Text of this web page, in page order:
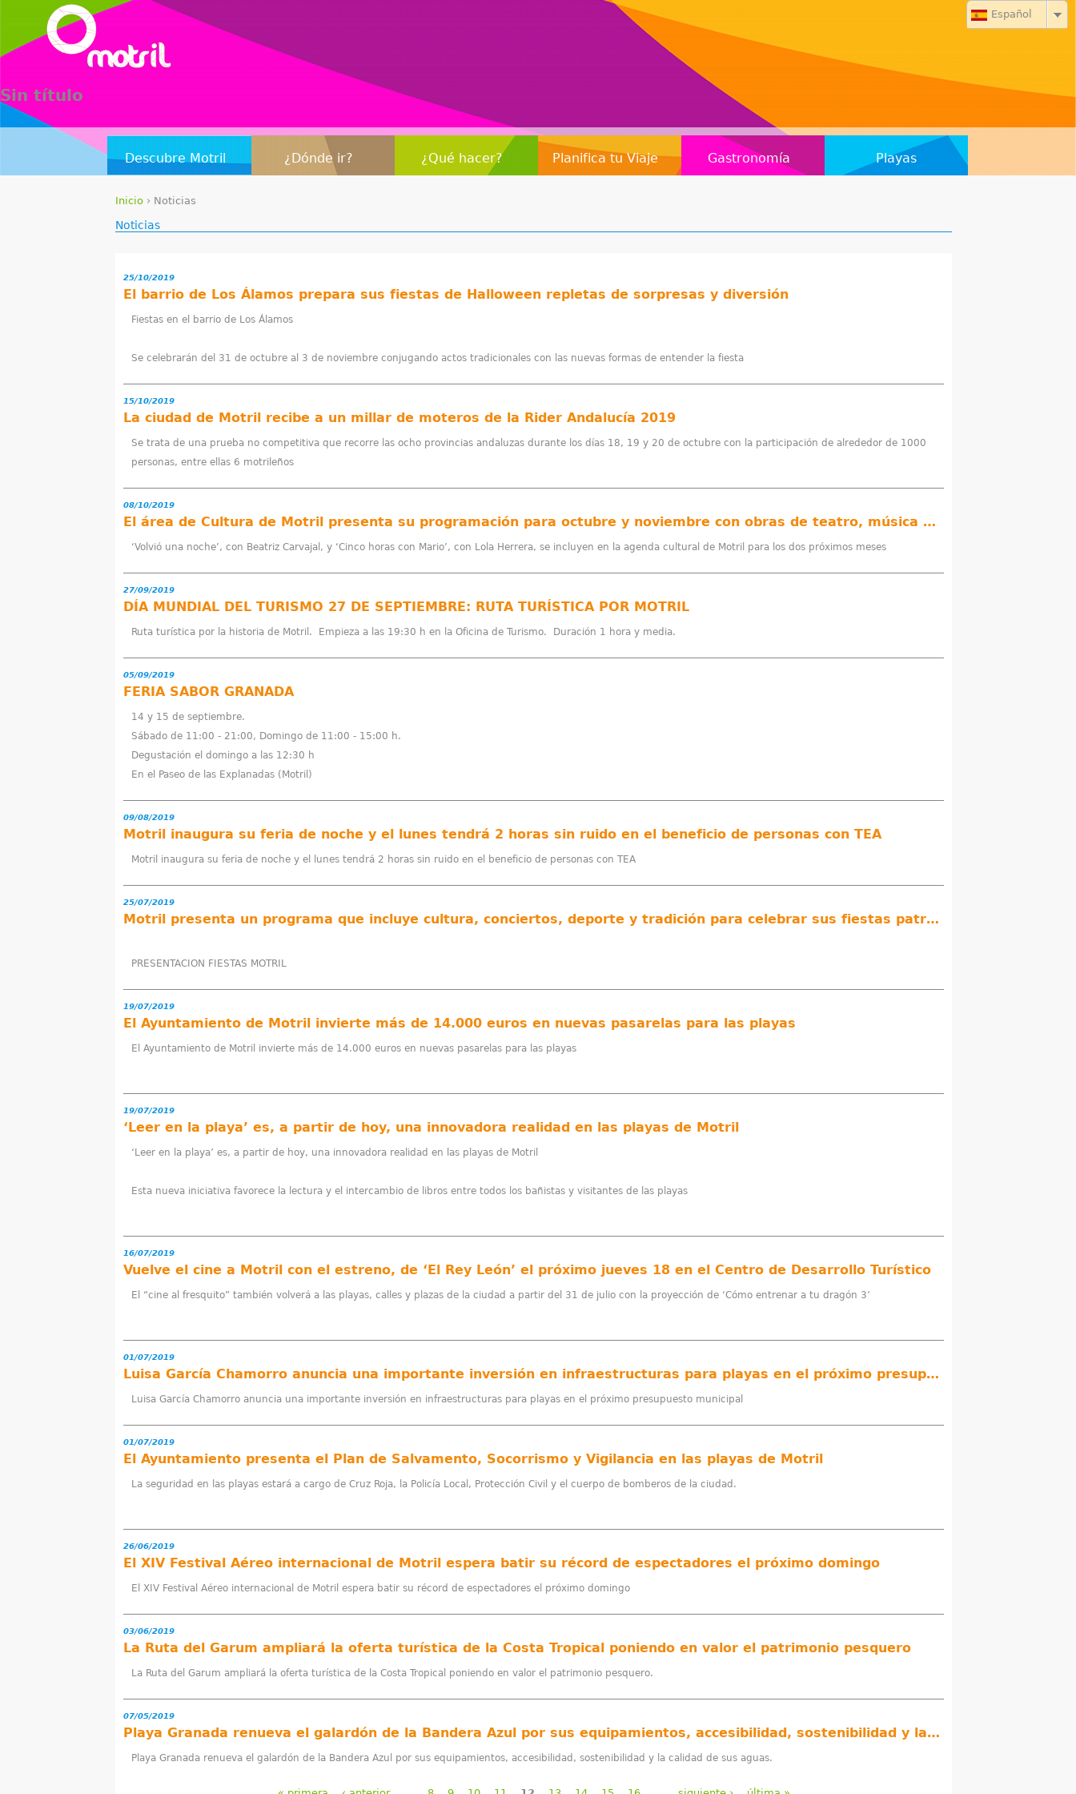
Sin título
Español
Descubre Motril ¿Dónde ir? ¿Qué hacer? Planifica tu Viaje Gastronomía Playas
S
e
e
r
s
e
d
Inicio › Noticias
Noticias
25/10/2019
El barrio de Los Álamos prepara sus fiestas de Halloween repletas de sorpresas y diversión
Fiestas en el barrio de Los Álamos
Se celebrarán del 31 de octubre al 3 de noviembre conjugando actos tradicionales con las nuevas formas de entender la fiesta
15/10/2019
La ciudad de Motril recibe a un millar de moteros de la Rider Andalucía 2019
Se trata de una prueba no competitiva que recorre las ocho provincias andaluzas durante los días 18, 19 y 20 de octubre con la participación de alrededor de 1000
personas, entre ellas 6 motrileños
08/10/2019
El área de Cultura de Motril presenta su programación para octubre y noviembre con obras de teatro, música y literatura
‘Volvió una noche’, con Beatriz Carvajal, y ‘Cinco horas con Mario’, con Lola Herrera, se incluyen en la agenda cultural de Motril para los dos próximos meses
27/09/2019
DÍA MUNDIAL DEL TURISMO 27 DE SEPTIEMBRE: RUTA TURÍSTICA POR MOTRIL
Ruta turística por la historia de Motril. Empieza a las 19:30 h en la Oficina de Turismo. Duración 1 hora y media.
05/09/2019
FERIA SABOR GRANADA
14 y 15 de septiembre.
Sábado de 11:00 - 21:00, Domingo de 11:00 - 15:00 h.
Degustación el domingo a las 12:30 h
En el Paseo de las Explanadas (Motril)
09/08/2019
Motril inaugura su feria de noche y el lunes tendrá 2 horas sin ruido en el beneficio de personas con TEA
Motril inaugura su feria de noche y el lunes tendrá 2 horas sin ruido en el beneficio de personas con TEA
25/07/2019
Motril presenta un programa que incluye cultura, conciertos, deporte y tradición para celebrar sus fiestas patronal
PRESENTACION FIESTAS MOTRIL
19/07/2019
El Ayuntamiento de Motril invierte más de 14.000 euros en nuevas pasarelas para las playas
El Ayuntamiento de Motril invierte más de 14.000 euros en nuevas pasarelas para las playas
19/07/2019
‘Leer en la playa’ es, a partir de hoy, una innovadora realidad en las playas de Motril
‘Leer en la playa’ es, a partir de hoy, una innovadora realidad en las playas de Motril
Esta nueva iniciativa favorece la lectura y el intercambio de libros entre todos los bañistas y visitantes de las playas
16/07/2019
Vuelve el cine a Motril con el estreno, de ‘El Rey León’ el próximo jueves 18 en el Centro de Desarrollo Turístico
El “cine al fresquito” también volverá a las playas, calles y plazas de la ciudad a partir del 31 de julio con la proyección de ‘Cómo entrenar a tu dragón 3’
01/07/2019
Luisa García Chamorro anuncia una importante inversión en infraestructuras para playas en el próximo presupuesto municipal
Luisa García Chamorro anuncia una importante inversión en infraestructuras para playas en el próximo presupuesto municipal
01/07/2019
El Ayuntamiento presenta el Plan de Salvamento, Socorrismo y Vigilancia en las playas de Motril
La seguridad en las playas estará a cargo de Cruz Roja, la Policía Local, Protección Civil y el cuerpo de bomberos de la ciudad.
26/06/2019
El XIV Festival Aéreo internacional de Motril espera batir su récord de espectadores el próximo domingo
El XIV Festival Aéreo internacional de Motril espera batir su récord de espectadores el próximo domingo
03/06/2019
La Ruta del Garum ampliará la oferta turística de la Costa Tropical poniendo en valor el patrimonio pesquero
La Ruta del Garum ampliará la oferta turística de la Costa Tropical poniendo en valor el patrimonio pesquero.
07/05/2019
Playa Granada renueva el galardón de la Bandera Azul por sus equipamientos, accesibilidad, sostenibilidad y la calidad de sus aguas
Playa Granada renueva el galardón de la Bandera Azul por sus equipamientos, accesibilidad, sostenibilidad y la calidad de sus aguas.